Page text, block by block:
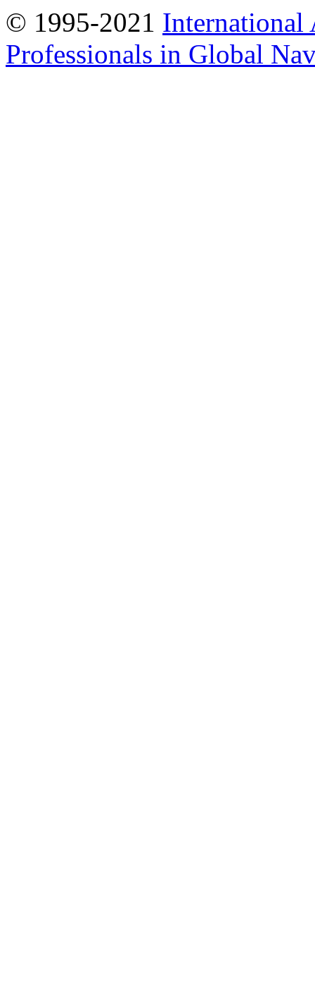
© 1995-2021 International
Professionals in Global